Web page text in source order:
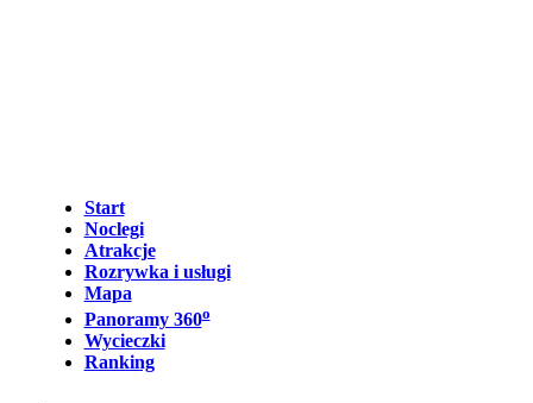
Start
Noclegi
Atrakcje
Rozrywka i usługi
Mapa
Panoramy 360o
Wycieczki
Ranking